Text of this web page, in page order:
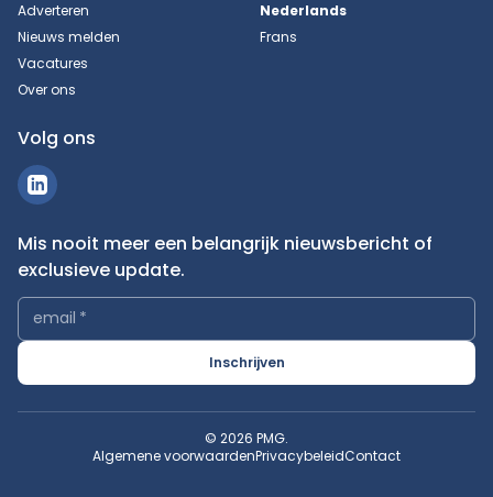
Adverteren
Nieuws melden
Vacatures
Over ons
Nederlands
Frans
Volg ons
Mis nooit meer een belangrijk nieuwsbericht of
exclusieve update.
email *
Inschrijven
© 2026 PMG.
Algemene voorwaardenPrivacybeleidContact